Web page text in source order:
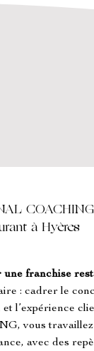
à Hyères
franchise
: cadrer le
l’expérience
vous travaillez
avec des